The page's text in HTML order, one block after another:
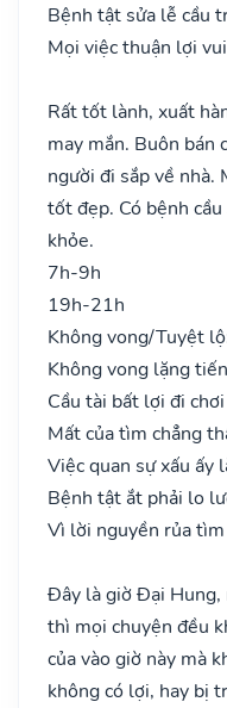
Bệnh tật sửa lễ cầu
Mọi việc thuận lợi
Rất tốt lành, xuất
may mắn. Buôn bán
người đi sắp về nhà.
tốt đẹp. Có bệnh
khỏe.
7h-9h
19h-21h
Không vong/Tuyệt
Không vong lặng
Cầu tài bất lợi đi
Mất của tìm chẳng
Việc quan sự xấu ấy
Bệnh tật ắt phải lo
Vì lời nguyền rủa
Đây là giờ Đại Hung,
thì mọi chuyện đều
của vào giờ này mà
không có lợi, hay bị